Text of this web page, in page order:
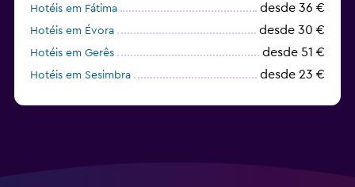
Hotéis em Fátima desde 36 €
Hotéis em Évora desde 30 €
Hotéis em Gerês desde 51 €
Hotéis em Sesimbra desde 23 €